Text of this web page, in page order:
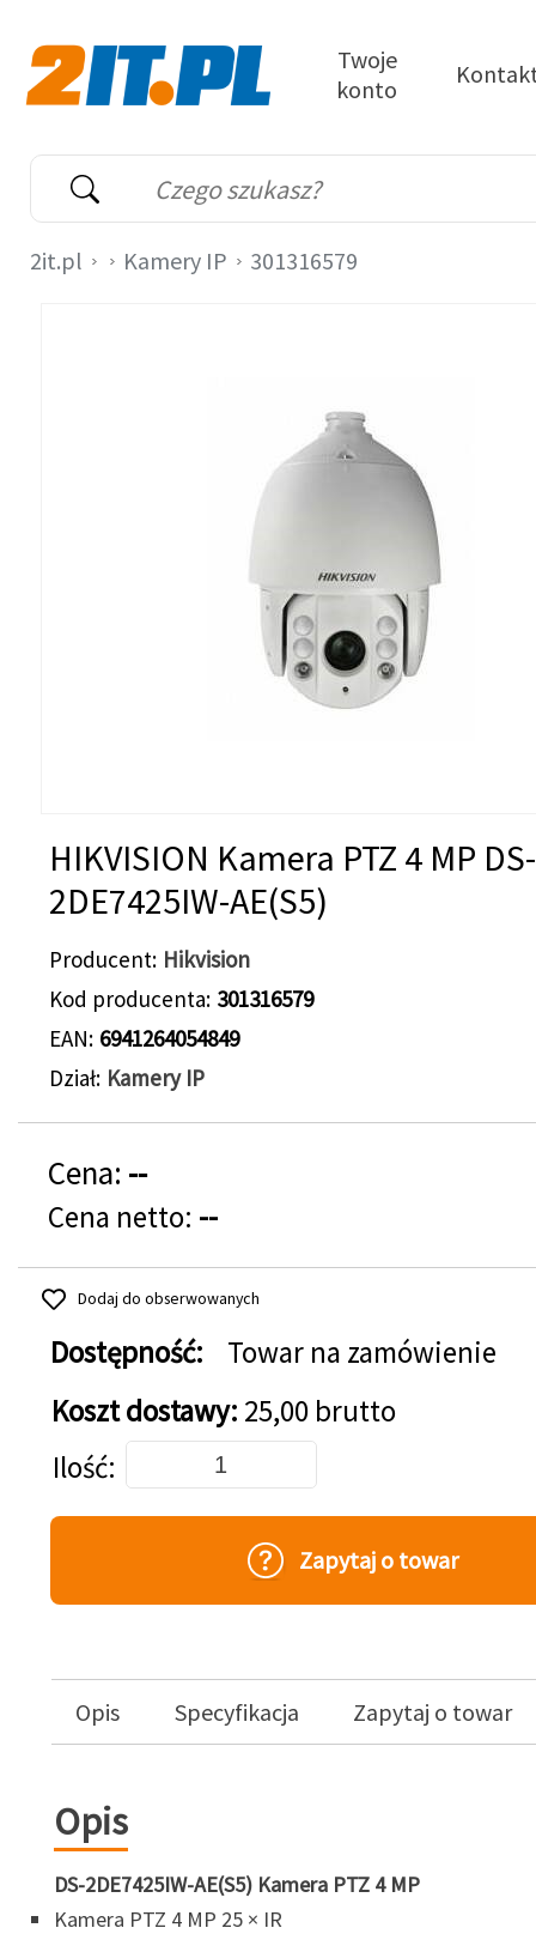
Wyszukiwarka
Słowo kluczowe
Twoje
konto
2it.pl Kamery IP 301316579
HIKVISION Kamera PTZ 4 MP DS-
2DE7425IW-AE(S5)
Producent Hikvision
Kod producenta 301316579
EAN 6941264054849
Dział Kamery IP
Cena: --
Cena netto: --
Dodaj do obserwowanych
Dostępność:
Towar na zamówienie
Koszt dostawy: 25,00 brutto
Dodaj do koszyka
Ilość
Zapytaj o towar
Opis Specyfikacja Zapytaj o towar
Opis
DS-2DE7425IW-AE(S5) Kamera PTZ 4 MP
Kamera PTZ 4 MP 25 × IR